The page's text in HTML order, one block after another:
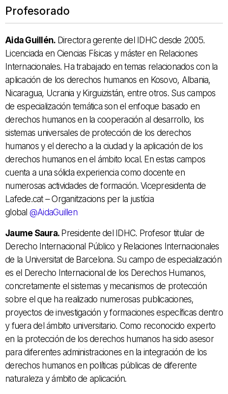
Profesorado
Aida Guillén. Directora gerente del IDHC desde 2005.
Licenciada en Ciencias Físicas y máster en Relaciones
Internacionales. Ha trabajado en temas relacionados con la
aplicación de los derechos humanos en Kosovo, Albania,
Nicaragua, Ucrania y Kirguizistán, entre otros. Sus campos
de especialización temática son el enfoque basado en
derechos humanos en la cooperación al desarrollo, los
sistemas universales de protección de los derechos
humanos y el derecho a la ciudad y la aplicación de los
derechos humanos en el ámbito local. En estas campos
cuenta a una sólida experiencia como docente en
numerosas actividades de formación. Vicepresidenta de
Lafede.cat – Organitzacions per la justícia
global @AidaGuillen
Jaume Saura. Presidente del IDHC. Profesor titular de
Derecho Internacional Público y Relaciones Internacionales
de la Universitat de Barcelona. Su campo de especialización
es el Derecho Internacional de los Derechos Humanos,
concretamente el sistemas y mecanismos de protección
sobre el que ha realizado numerosas publicaciones,
proyectos de investigación y formaciones específicas dentro
y fuera del ámbito universitario. Como reconocido experto
en la protección de los derechos humanos ha sido asesor
para diferentes administraciones en la integración de los
derechos humanos en políticas públicas de diferente
naturaleza y ámbito de aplicación.